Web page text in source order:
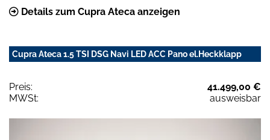
Details zum Cupra Ateca anzeigen
Cupra Ateca 1.5 TSI DSG Navi LED ACC Pano el.Heckklapp
Preis:
41.499,00 €
MWSt:
ausweisbar